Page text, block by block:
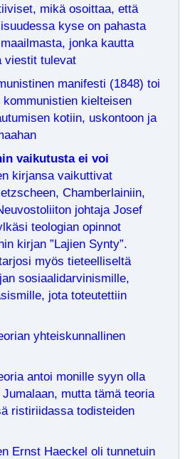
mikä osoittaa, että
kyse on pahasta
jonka kautta
viestit tulevat
manifesti (1848) toi
kommunistien kielteisen
kotiin, uskontoon ja
vaikutusta ei voi
kirjansa vaikuttivat
Chamberlainiin,
johtaja Josef
teologian opinnot
kirjan ”Lajien Synty”.
myös tieteelliseltä
sosiaalidarvinismille,
jota toteutettiin
yhteiskunnallinen
antoi monille syyn olla
mutta tämä teoria
ristiriidassa todisteiden
Ernst Haeckel oli tunnetuin